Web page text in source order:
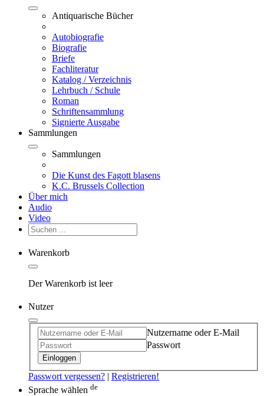
Antiquarische Bücher
Autobiografie
Biografie
Briefe
Fachliteratur
Katalog / Verzeichnis
Lehrbuch / Schule
Roman
Schriftensammlung
Signierte Ausgabe
Sammlungen
Sammlungen
Die Kunst des Fagott blasens
K.C. Brussels Collection
Über mich
Audio
Video
Warenkorb
Der Warenkorb ist leer
Nutzer
Nutzername oder E-Mail
Passwort
Einloggen
Passwort vergessen? | Registrieren!
Sprache wählen de